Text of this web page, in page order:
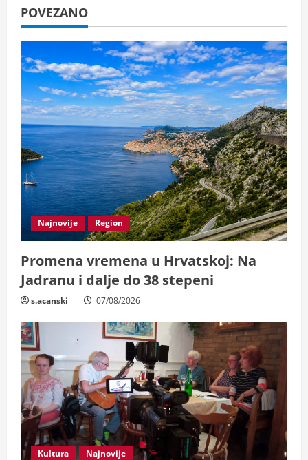
u
e
R
e
a
d
i
n
g
POVEZANO
Najnovije Region
Promena vremena u Hrvatskoj: Na
Jadranu i dalje do 38 stepeni
s.acanski 07/08/2026
Kultura Najnovije